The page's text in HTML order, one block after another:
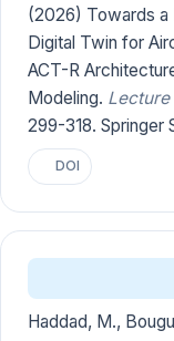
(2026) Towards a
Digital Twin for
ACT-R
Modeling.
299-318. Springer
DOI
Haddad, M.,